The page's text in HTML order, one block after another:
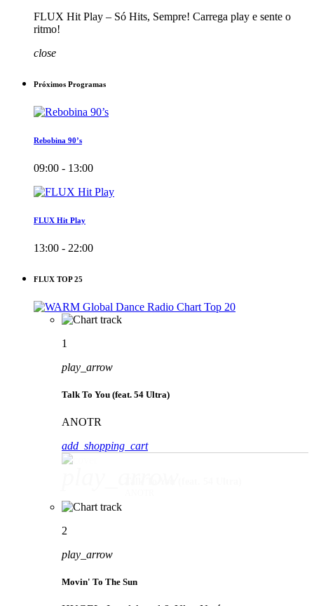
FLUX Hit Play – Só Hits, Sempre! Carrega play e sente o
ritmo!
close
Próximos Programas
Rebobina 90’s
09:00 - 13:00
FLUX Hit Play
13:00 - 22:00
FLUX TOP 25
1
play_arrow
Talk To You (feat. 54 Ultra)
ANOTR
add_shopping_cart
2
play_arrow
Movin' To The Sun